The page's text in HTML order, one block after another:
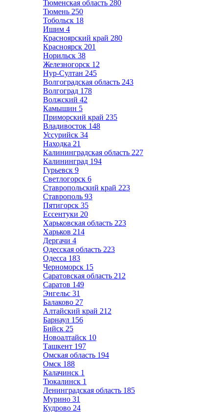
Тюменская область 280
Тюмень 250
Тобольск 18
Ишим 4
Красноярский край 280
Красноярск 201
Норильск 38
Железногорск 12
Нур-Султан 245
Волгоградская область 243
Волгоград 178
Волжский 42
Камышин 5
Приморский край 235
Владивосток 148
Уссурийск 34
Находка 21
Калининградская область 227
Калининград 194
Гурьевск 9
Светлогорск 6
Ставропольский край 223
Ставрополь 93
Пятигорск 35
Ессентуки 20
Харьковская область 223
Харьков 214
Дергачи 4
Одесская область 223
Одесса 183
Черноморск 15
Саратовская область 212
Саратов 149
Энгельс 31
Балаково 27
Алтайский край 212
Барнаул 156
Бийск 25
Новоалтайск 10
Ташкент 197
Омская область 194
Омск 188
Калачинск 1
Тюкалинск 1
Ленинградская область 185
Мурино 31
Кудрово 24